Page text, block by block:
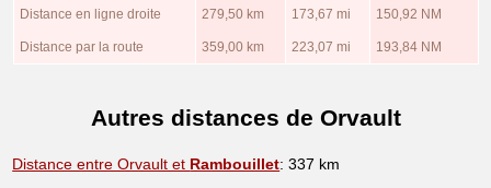
Distance en ligne droite 279,50 km 173,67 mi 150,92 NM
Distance par la route 359,00 km 223,07 mi 193,84 NM
Autres distances de Orvault
Distance entre Orvault et Rambouillet: 337 km